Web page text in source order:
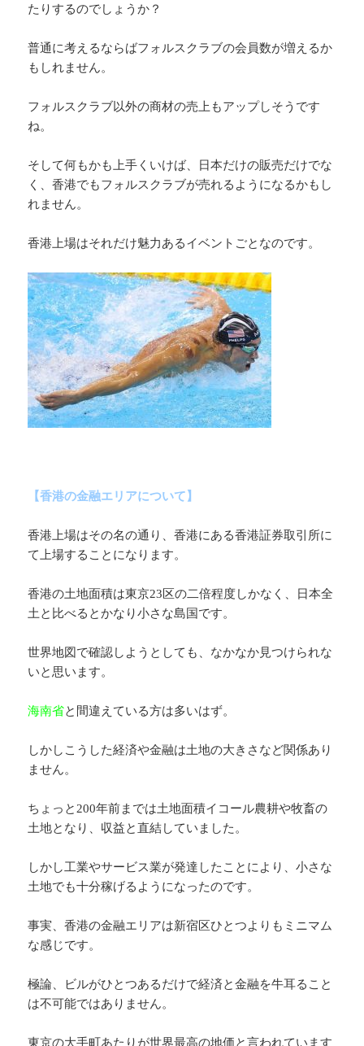
たりするのでしょうか？
普通に考えるならばフォルスクラブの会員数が増えるか
もしれません。
フォルスクラブ以外の商材の売上もアップしそうです
ね。
そして何もかも上手くいけば、日本だけの販売だけでな
く、香港でもフォルスクラブが売れるようになるかもし
れません。
香港上場はそれだけ魅力あるイベントごとなのです。
【香港の金融エリアについて】
香港上場はその名の通り、香港にある香港証券取引所に
て上場することになります。
香港の土地面積は東京23区の二倍程度しかなく、日本全
土と比べるとかなり小さな島国です。
世界地図で確認しようとしても、なかなか見つけられな
いと思います。
海南省と間違えている方は多いはず。
しかしこうした経済や金融は土地の大きさなど関係あり
ません。
ちょっと200年前までは土地面積イコール農耕や牧畜の
土地となり、収益と直結していました。
しかし工業やサービス業が発達したことにより、小さな
土地でも十分稼げるようになったのです。
事実、香港の金融エリアは新宿区ひとつよりもミニマム
な感じです。
極論、ビルがひとつあるだけで経済と金融を牛耳ること
は不可能ではありません。
東京の大手町あたりが世界最高の地価と言われています